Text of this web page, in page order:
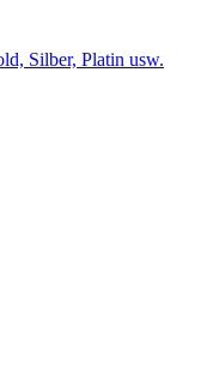
Silber, Platin usw.